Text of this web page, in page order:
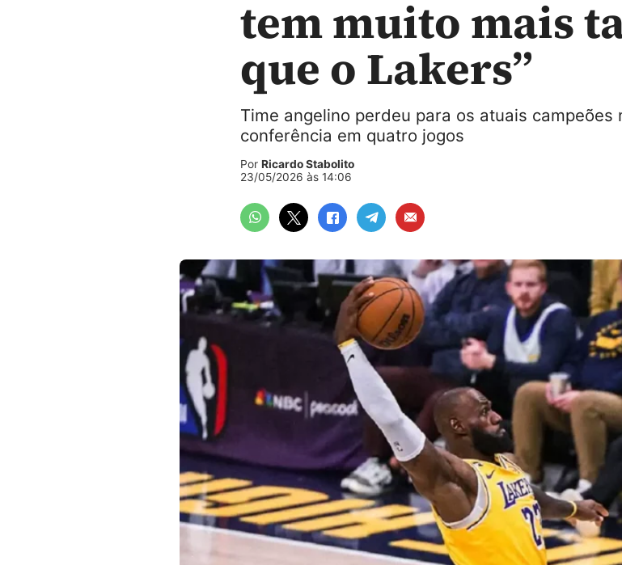
tem muito mais
que o Lakers”
Time angelino perdeu para os atuais campeões
conferência em quatro jogos
Por Ricardo Stabolito
23/05/2026 às 14:06